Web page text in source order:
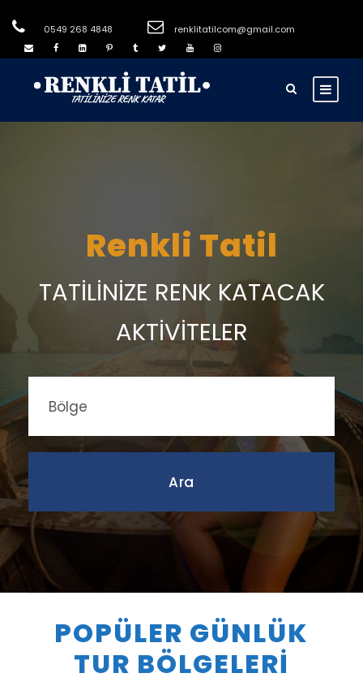
0549 268 4848 renklitatilcom@gmail.com
Renkli Tatil
TATILINIZE RENK KATACAK
AKTIVITELER
POPÜLER GÜNLÜK
TUR BÖLGELERİ